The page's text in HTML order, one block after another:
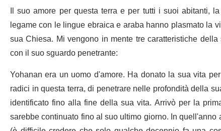
Il suo amore per questa terra e per tutti i suoi abitanti,
legame con le lingue ebraica e araba hanno plasmato la
sua Chiesa. Mi vengono in mente tre caratteristiche
con il suo sguardo penetrante:
Yohanan era un uomo d'amore. Ha donato la sua vita
radici in questa terra, di penetrare nelle profondità della
identificato fino alla fine della sua vita. Arrivò per la
sarebbe continuato fino al suo ultimo giorno. In